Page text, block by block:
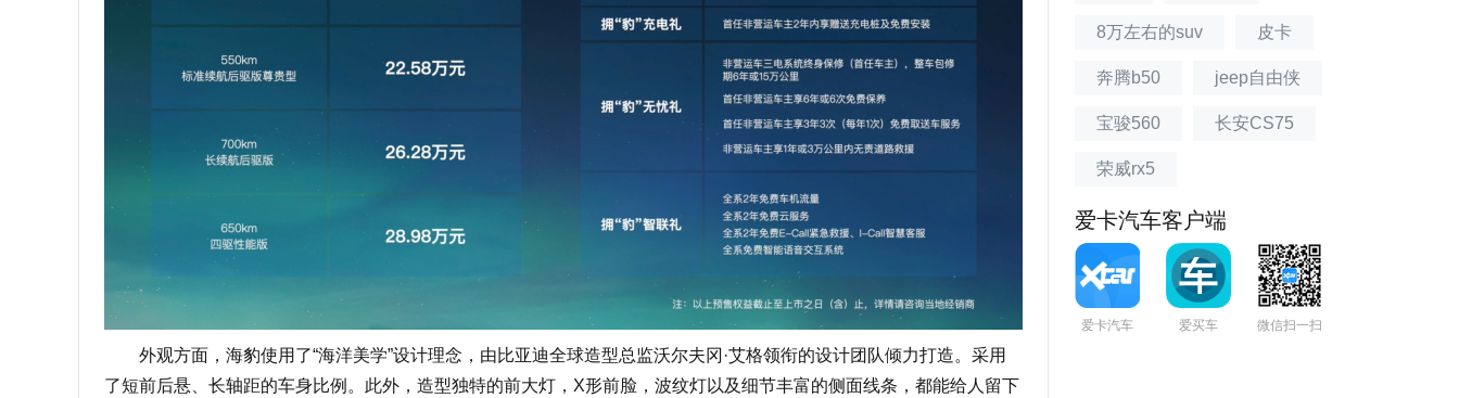
外观方面，海豹使用了“海洋美学”设计理念，由比亚迪全球造型总监沃尔夫冈·艾格领衔的设计团队倾力打造。采用
了短前后悬、长轴距的车身比例。此外，造型独特的前大灯，X形前脸，波纹灯以及细节丰富的侧面线条，都能给人留下
8万左右的suv 皮卡
奔腾b50 jeep自由侠
宝骏560 长安CS75
荣威rx5
爱卡汽车客户端
爱卡汽车 爱买车 微信扫一扫